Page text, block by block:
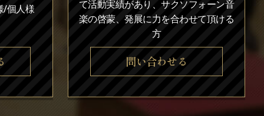
/個人様
て活動実績があり、サクソフォーン音
楽の啓蒙、発展に力を合わせて頂ける
方
問い合わせる